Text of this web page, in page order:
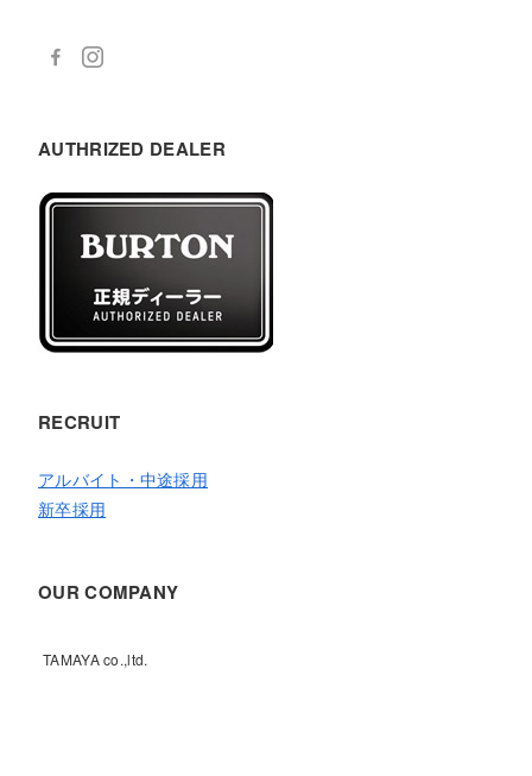
AUTHRIZED DEALER
RECRUIT
アルバイト・中途採用
新卒採用
OUR COMPANY
TAMAYA co.,ltd.